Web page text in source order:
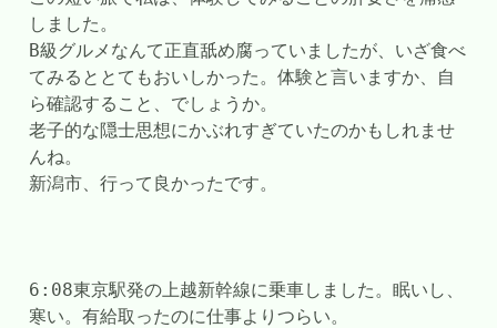
しました。
B級グルメなんて正直舐め腐っていましたが、いざ食べ
てみるととてもおいしかった。体験と言いますか、自
ら確認すること、でしょうか。
老子的な隠士思想にかぶれすぎていたのかもしれませ
んね。
新潟市、行って良かったです。
6:08東京駅発の上越新幹線に乗車しました。眠いし、
寒い。有給取ったのに仕事よりつらい。